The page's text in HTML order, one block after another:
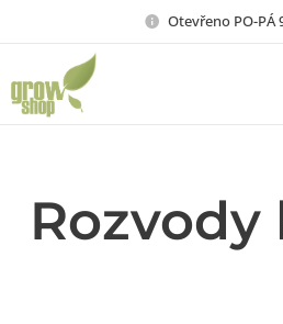
Otevřeno PO-PÁ